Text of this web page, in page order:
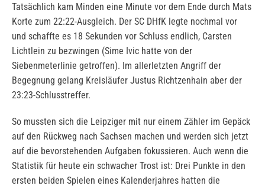
Tatsächlich kam Minden eine Minute vor dem Ende durch Mats
Korte zum 22:22-Ausgleich. Der SC DHfK legte nochmal vor
und schaffte es 18 Sekunden vor Schluss endlich, Carsten
Lichtlein zu bezwingen (Sime Ivic hatte von der
Siebenmeterlinie getroffen). Im allerletzten Angriff der
Begegnung gelang Kreisläufer Justus Richtzenhain aber der
23:23-Schlusstreffer.
So mussten sich die Leipziger mit nur einem Zähler im Gepäck
auf den Rückweg nach Sachsen machen und werden sich jetzt
auf die bevorstehenden Aufgaben fokussieren. Auch wenn die
Statistik für heute ein schwacher Trost ist: Drei Punkte in den
ersten beiden Spielen eines Kalenderjahres hatten die